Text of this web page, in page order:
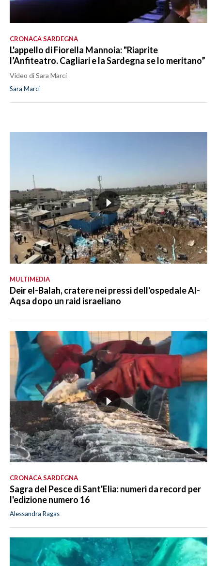
CRONACA SARDEGNA
L'appello di Fiorella Mannoia: "Riaprite
l’Anfiteatro. Cagliari e la Sardegna se lo meritano”
Video di Sara Marci
Sara Marci
MULTIMEDIA
Deir el-Balah, cratere nei pressi dell'ospedale Al-
Aqsa dopo un raid israeliano
CRONACA SARDEGNA
Sagra del Pesce di Sant'Elia: numeri da record per
l'edizione numero 16
Alessandra Ragas